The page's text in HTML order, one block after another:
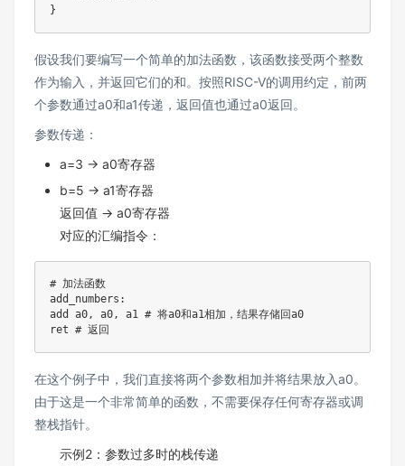
}
假设我们要编写一个简单的加法函数，该函数接受两个整数
作为输入，并返回它们的和。按照RISC-V的调用约定，前两
个参数通过a0和a1传递，返回值也通过a0返回。
参数传递：
a=3 → a0寄存器
b=5 → a1寄存器
返回值 → a0寄存器
对应的汇编指令：
# 加法函数
add_numbers :
add a0 , a0 ,
a1 # 将a0和a1相加，结果存储回a0
在这个例子中，我们直接将两个参数相加并将结果放入a0。
由于这是一个非常简单的函数，不需要保存任何寄存器或调
整栈指针。
示例2：参数过多时的栈传递